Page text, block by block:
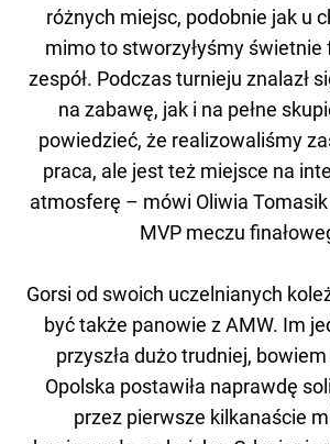
różnych miejsc, podobnie jak u
mimo to stworzyłyśmy świetnie
zespół. Podczas turnieju znalazł
na zabawę, jak i na pełne
powiedzieć, że realizowaliśmy
praca, ale jest też miejsce na
atmosferę – mówi Oliwia Tomasik
MVP meczu
Gorsi od swoich uczelnianych
być także panowie z AMW. Im
przyszła dużo trudniej,
Opolska postawiła naprawdę
przez pierwsze kilkanaście